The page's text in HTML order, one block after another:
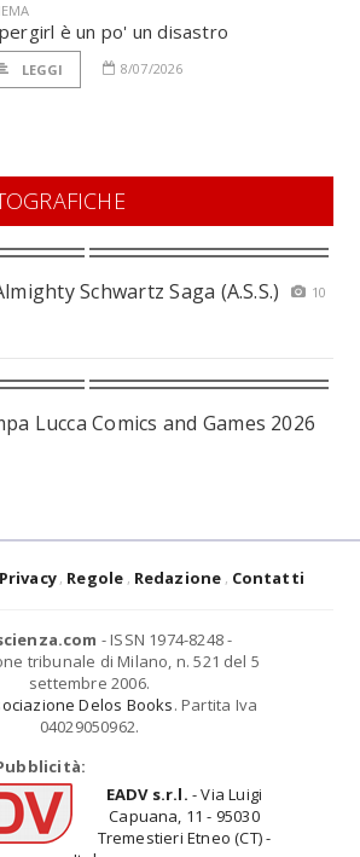
è un po' un disastro
LEGGI 8/07/2026
Schwartz Saga (A.S.S.)
10
Lucca Comics and Games 2026
Privacy Regole Redazione Contatti
- ISSN 1974-8248 -
tribunale di Milano, n. 521 del 5
settembre 2006.
Delos Books. Partita Iva
04029050962.
EADV s.r.l. - Via Luigi
Capuana, 11 - 95030
Tremestieri Etneo (CT) -